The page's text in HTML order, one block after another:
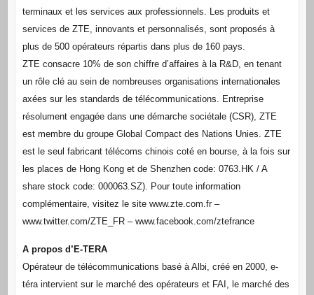
terminaux et les services aux professionnels. Les produits et
services de ZTE, innovants et personnalisés, sont proposés à
plus de 500 opérateurs répartis dans plus de 160 pays.
ZTE consacre 10% de son chiffre d’affaires à la R&D, en tenant
un rôle clé au sein de nombreuses organisations internationales
axées sur les standards de télécommunications. Entreprise
résolument engagée dans une démarche sociétale (CSR), ZTE
est membre du groupe Global Compact des Nations Unies. ZTE
est le seul fabricant télécoms chinois coté en bourse, à la fois sur
les places de Hong Kong et de Shenzhen code: 0763.HK / A
share stock code: 000063.SZ). Pour toute information
complémentaire, visitez le site www.zte.com.fr –
www.twitter.com/ZTE_FR – www.facebook.com/ztefrance
A propos d’E-TERA
Opérateur de télécommunications basé à Albi, créé en 2000, e-
téra intervient sur le marché des opérateurs et FAI, le marché des